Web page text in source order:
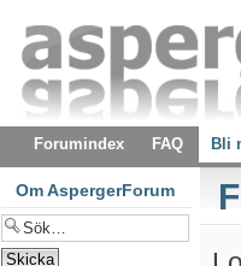
Forumindex FAQ Bli
Om AspergerForum